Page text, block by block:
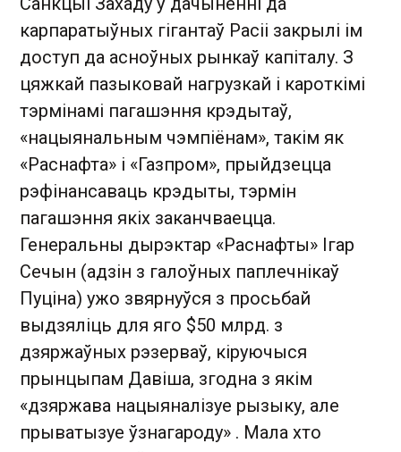
карпаратыўных гігантаў Расіі закрылі ім
доступ да асноўных рынкаў капіталу. З
цяжкай пазыковай нагрузкай і кароткімі
тэрмінамі пагашэння крэдытаў,
«нацыянальным чэмпіёнам», такім як
«Раснафта» і «Газпром», прыйдзецца
рэфінансаваць крэдыты, тэрмін
пагашэння якіх заканчваецца.
Генеральны дырэктар «Раснафты» Ігар
Сечын (адзін з галоўных паплечнікаў
Пуціна) ужо звярнуўся з просьбай
выдзяліць для яго $50 млрд. з
дзяржаўных рэзерваў, кіруючыся
прынцыпам Давіша, згодна з якім
«дзяржава нацыяналізуе рызыку, але
прыватызуе ўзнагароду» . Мала хто